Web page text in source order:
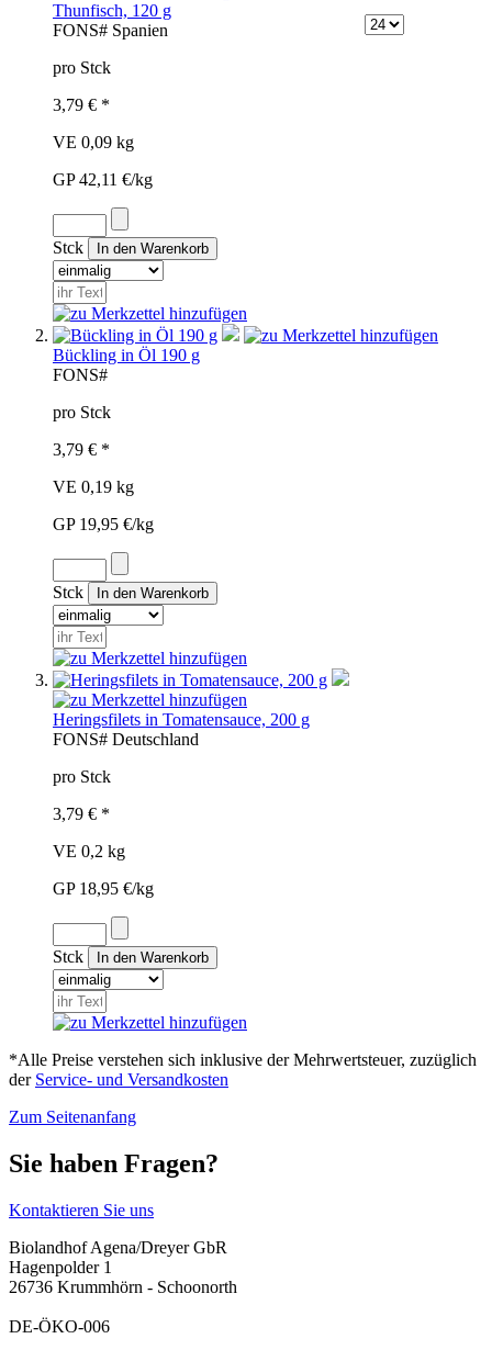
Thunfisch, 120 g
FONS# Spanien
pro Stck
3,79 € *
VE 0,09 kg
GP 42,11 €/kg
Stck
Bückling in Öl 190 g
FONS#
pro Stck
3,79 € *
VE 0,19 kg
GP 19,95 €/kg
Stck
Heringsfilets in Tomatensauce, 200 g
FONS# Deutschland
pro Stck
3,79 € *
VE 0,2 kg
GP 18,95 €/kg
Stck
*Alle Preise verstehen sich inklusive der Mehrwertsteuer, zuzüglich
der Service- und Versandkosten
Zum Seitenanfang
Sie haben Fragen?
Kontaktieren Sie uns
Biolandhof Agena/Dreyer GbR
Hagenpolder 1
26736 Krummhörn - Schoonorth
DE-ÖKO-006